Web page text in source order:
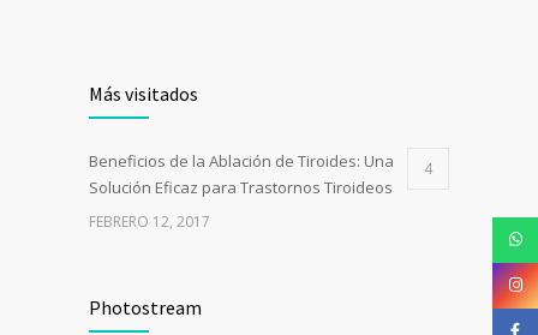
Más visitados
Beneficios de la Ablación de Tiroides: Una
Solución Eficaz para Trastornos Tiroideos
4
FEBRERO 12, 2017
Photostream